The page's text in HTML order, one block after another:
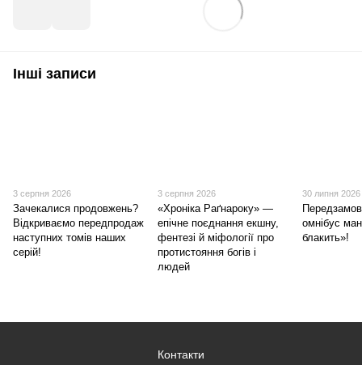
Інші записи
3 серпня 2026
Зачекалися продовжень?
Відкриваємо передпродаж
наступних томів наших
серій!
3 серпня 2026
«Хроніка Раґнароку» —
епічне поєднання екшну,
фентезі й міфології про
протистояння богів і
людей
30 липня 2026
омнібус
блакить»!
Контакти